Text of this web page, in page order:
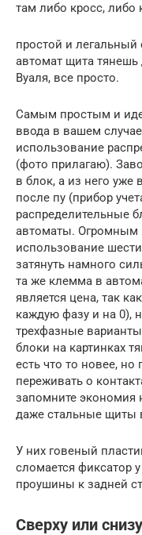
там либо кросс, либо
простой и легальный
автомат щита тянешь
Вуаля, все просто.
Самым простым и
ввода в вашем
использование
(фото прилагаю).
в блок, а из него уже
после пу (прибор
распределительные
автоматы. Огромным
использование
затянуть намного
та же клемма в
является цена, так
каждую фазу и на 0),
трехфазные
блоки на картинках
есть что то новее, но
переживать о
запомните экономия
даже стальные щиты
У них говеный
сломается фиксатор
проушины к задней
Сверху или